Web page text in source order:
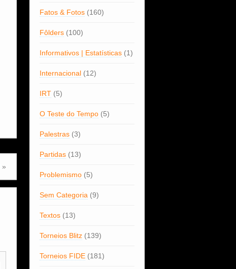
»
Fatos & Fotos(160)
Fôlders(100)
Informativos | Estatísticas(1)
Internacional(12)
IRT(5)
O Teste do Tempo(5)
Palestras(3)
Partidas(13)
Problemismo(5)
Sem Categoria(9)
Textos(13)
Torneios Blitz(139)
Torneios FIDE(181)